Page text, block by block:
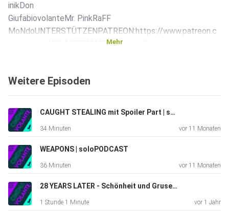
inikDon
GiufabiovolanteMr. PinkRaFF
MoNdoUNTERSTÜTZENPATREON:https://www.patreon.c
om/cinemaVOLANTEAMAZON:https://www.amazon.de/hz/
p.deSOCIAL​
INSTAGRAM:https://www.instagram.com/cinemavolante/​
SPOTIFY:https://open.spotify.com/show/2V7G0YrUMKzS
1KTpsRpYz5?si=_cdkdVk6QyCIveKE-dbKMAonce
upon a time in amerika, c'era una volta in america
Mehr
Weitere Episoden
CAUGHT STEALING mit Spoiler Part | soloPODCAST
34 Minuten vor 11 Monaten
WEAPONS | soloPODCAST
36 Minuten vor 11 Monaten
28 YEARS LATER - Schönheit und Grusel beisammen | soloPODCAST
1 Stunde 1 Minute vor 1 Jahr